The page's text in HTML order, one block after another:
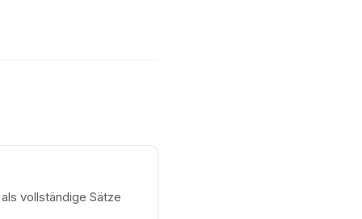
vollständige Sätze